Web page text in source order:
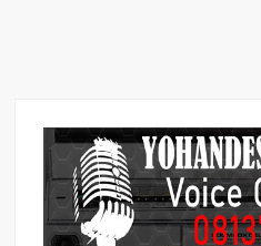
Bank
Sumsel
Babel
Sekayu
Raflen